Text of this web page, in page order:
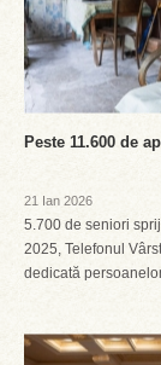
Peste 11.600 de
21 Ian 2026
5.700 de seniori
2025, Telefonul
dedicată